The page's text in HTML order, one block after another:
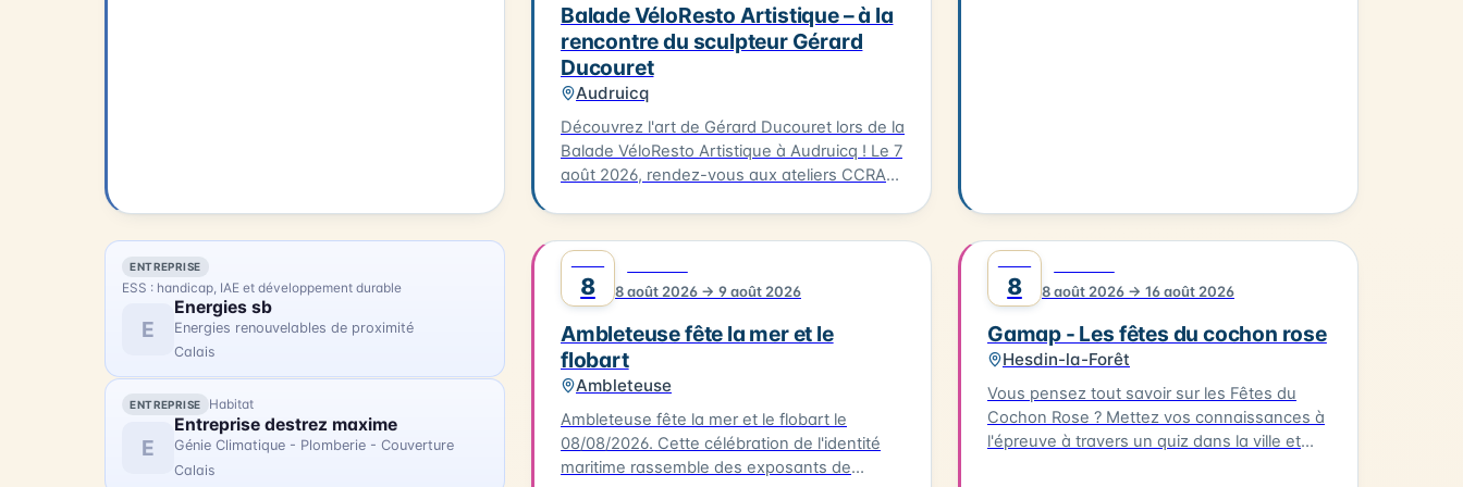
Balade VéloResto Artistique – à la
rencontre du sculpteur Gérard
Ducouret
Audruicq
Découvrez l'art de Gérard Ducouret lors de la
Balade VéloResto Artistique à Audruicq ! Le 7
août 2026, rendez-vous aux ateliers CCRA
techniques artistiques et admirez ses
œuvres. Après une matinée de création,
profitez d'un déjeuner délicieux à Oye-Plage,
dessert pour 30€ par personne (réservation
indispensable sur www.c-ici.com). Les vélos
à assistance électrique seront mis à votre
disposition (dans la limite des disponibilités).
La balade se terminera vers 16h30. N'hésitez
pas à vous inscrire pour cette expérience
ENTREPRISE
ESS : handicap, IAE et développement durable
E
Energies sb
Energies renouvelables de proximité
Calais
ENTREPRISE Habitat
E
Entreprise destrez maxime
Génie Climatique - Plomberie - Couverture
Calais
8 8 août 2026 → 9 août 2026
Ambleteuse fête la mer et le
flobart
Ambleteuse
Ambleteuse fête la mer et le flobart le
08/08/2026. Cette célébration de l'identité
maritime rassemble des exposants de
8 8 août 2026 → 16 août 2026
Gamap - Les fêtes du cochon rose
Hesdin-la-Forêt
Vous pensez tout savoir sur les Fêtes du
Cochon Rose ? Mettez vos connaissances à
l'épreuve à travers un quiz dans la ville et